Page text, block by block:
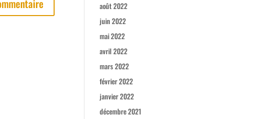
août 2022
juin 2022
mai 2022
avril 2022
mars 2022
février 2022
janvier 2022
décembre 2021